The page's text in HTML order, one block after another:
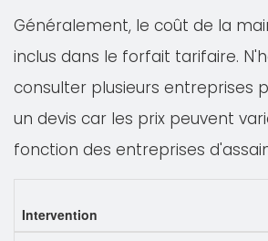
Généralement, le coût de la
inclus dans le forfait tarifaire.
consulter plusieurs entreprises
un devis car les prix peuvent
fonction des entreprises
Intervention